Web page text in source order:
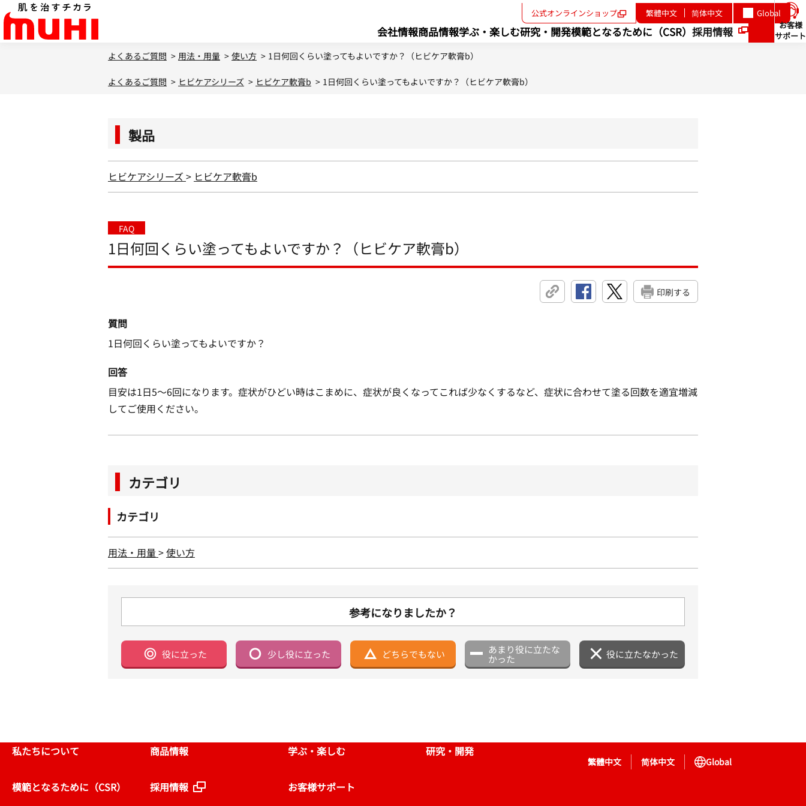
会社情報商品情報学ぶ・楽しむ研究・開発模範となるために（CSR） 採用情報
で
公式オンラインショップ 繁體中文 简体中文 Global
規
ウ
お客様
サポート
よくあるご質問 > 用法・用量 > 使い方 > 1日何回くらい塗ってもよいですか？（ヒビケア軟膏b）
よくあるご質問 > ヒビケアシリーズ > ヒビケア軟膏b > 1日何回くらい塗ってもよいですか？（ヒビケア軟膏b）
製品
ヒビケアシリーズ > ヒビケア軟膏b
FAQ
1日何回くらい塗ってもよいですか？（ヒビケア軟膏b）
印刷する
質問
1日何回くらい塗ってもよいですか？
回答
目安は1日5～6回になります。症状がひどい時はこまめに、症状が良くなってこれば少なくするなど、症状に合わせて塗る回数を適宜増減
してご使用ください。
カテゴリ
カテゴリ
用法・用量>使い方
参考になりましたか？
役に立った 少し役に立った どちらでもない あまり役に立たな
かった 役に立たなかった
私たちについて 商品情報 学ぶ・楽しむ 研究・開発
模範となるために（CSR） 採用情報 お客様サポート
繁體中文 简体中文 Global